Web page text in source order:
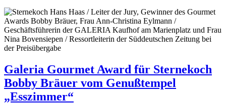
Rhythmus
bewiesen
die
Gastronomen
beim
2014
Galeria Gourmet Award für Sternekoch
Bobby Bräuer vom Genußtempel
„Esszimmer“